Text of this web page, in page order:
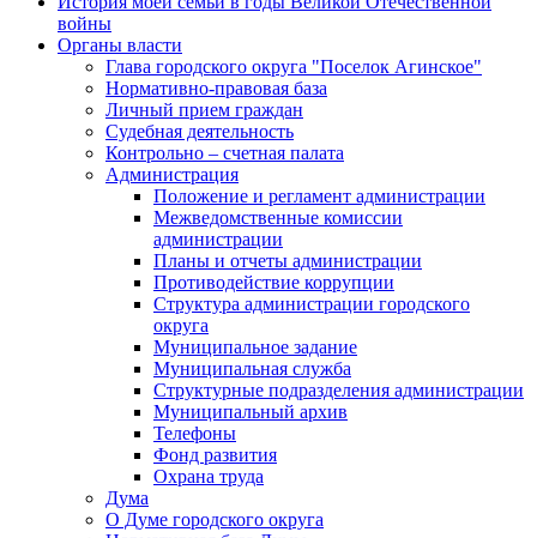
войны
Органы власти
Глава городского округа "Поселок Агинское"
Нормативно-правовая база
Личный прием граждан
Судебная деятельность
Контрольно – счетная палата
Администрация
Положение и регламент администрации
Межведомственные комиссии
администрации
Планы и отчеты администрации
Противодействие коррупции
Структура администрации городского
округа
Муниципальное задание
Муниципальная служба
Структурные подразделения администрации
Муниципальный архив
Телефоны
Фонд развития
Охрана труда
Дума
О Думе городского округа